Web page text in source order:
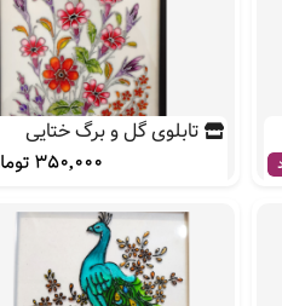
تابلوی گل و برگ ختایی
350,000 تومان